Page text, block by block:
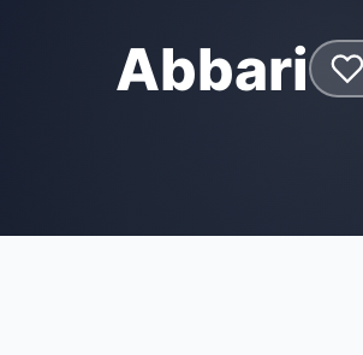
Abbari